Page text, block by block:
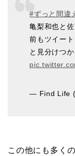
#ずっと間違
亀梨和也と佐
前もツイー
と見分けつか
— Find Life
この他にも多く